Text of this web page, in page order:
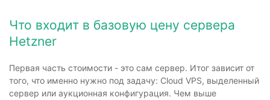
Что входит в базовую цену сервера
Hetzner
Первая часть стоимости - это сам сервер. Итог зависит от
того, что именно нужно под задачу: Cloud VPS, выделенный
сервер или аукционная конфигурация. Чем выше